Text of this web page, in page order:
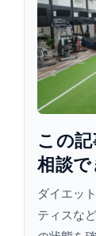
この​
相談
ダイエッ
ティスな